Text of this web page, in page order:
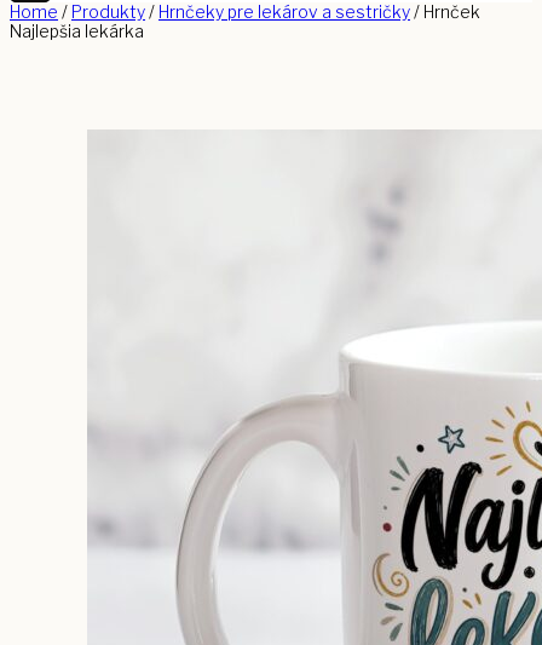
Home / Produkty/ Hrnčeky pre lekárov a sestričky/ Hrnček
Najlepšia lekárka